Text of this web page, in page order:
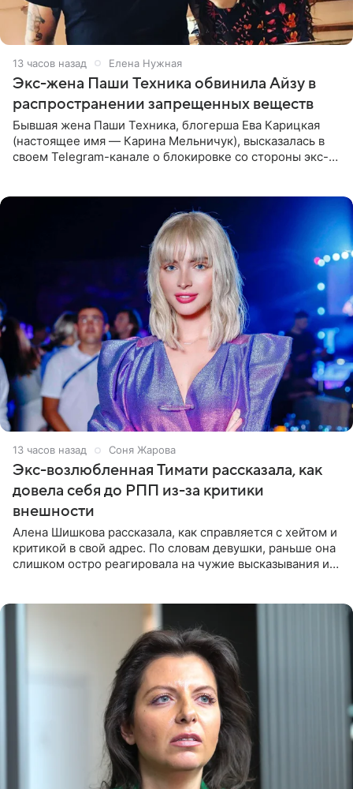
13 часов назад Елена Нужная
Экс-жена Паши Техника обвинила Айзу в
распространении запрещенных веществ
Бывшая жена Паши Техника, блогерша Ева Карицкая
(настоящее имя — Карина Мельничук), высказалась в
своем Telegram-канале о блокировке со стороны экс-
13 часов назад Соня Жарова
Экс-возлюбленная Тимати рассказала, как
довела себя до РПП из-за критики
внешности
Алена Шишкова рассказала, как справляется с хейтом и
критикой в свой адрес. По словам девушки, раньше она
слишком остро реагировала на чужие высказывания и